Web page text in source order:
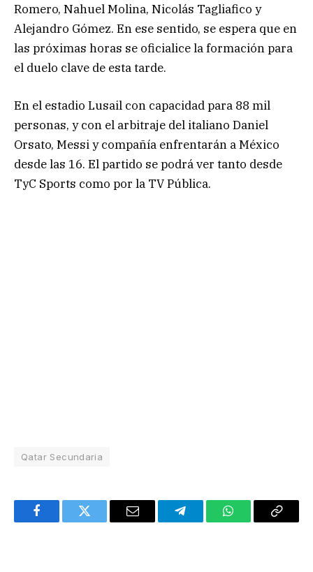
Romero, Nahuel Molina, Nicolás Tagliafico y
Alejandro Gómez. En ese sentido, se espera que en
las próximas horas se oficialice la formación para
el duelo clave de esta tarde.
En el estadio Lusail con capacidad para 88 mil
personas, y con el arbitraje del italiano Daniel
Orsato, Messi y compañía enfrentarán a México
desde las 16. El partido se podrá ver tanto desde
TyC Sports como por la TV Pública.
Qatar Secundaria
FacebookTwitter Email TelegramWhatsAppCopy